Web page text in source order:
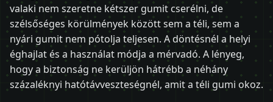
valaki nem szeretne kétszer gumit cserélni, de
szélsőséges körülmények között sem a téli, sem a
nyári gumit nem pótolja teljesen. A döntésnél a helyi
éghajlat és a használat módja a mérvadó. A lényeg,
hogy a biztonság ne kerüljön hátrébb a néhány
százaléknyi hatótávveszteségnél, amit a téli gumi okoz.